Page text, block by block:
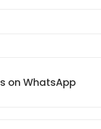
on WhatsApp